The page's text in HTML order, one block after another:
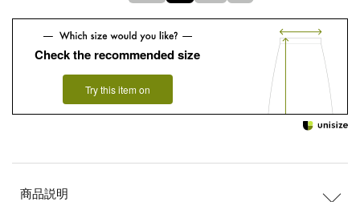
Check the recommended size
Try this item on
商品説明